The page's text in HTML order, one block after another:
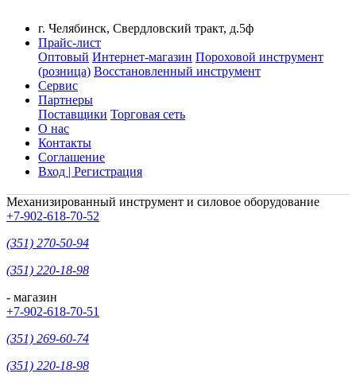
г. Челябинск, Свердловский тракт, д.5ф
Прайс-лист
Оптовый Интернет-магазин Пороховой инструмент
(розница) Восстановленный инструмент
Сервис
Партнеры
Поставщики Торговая сеть
О нас
Контакты
Соглашение
Вход | Регистрация
Механизированный инструмент и силовое оборудование
+7-902-618-70-52
(351) 270-50-94
(351) 220-18-98
- магазин
+7-902-618-70-51
(351) 269-60-74
(351) 220-18-98